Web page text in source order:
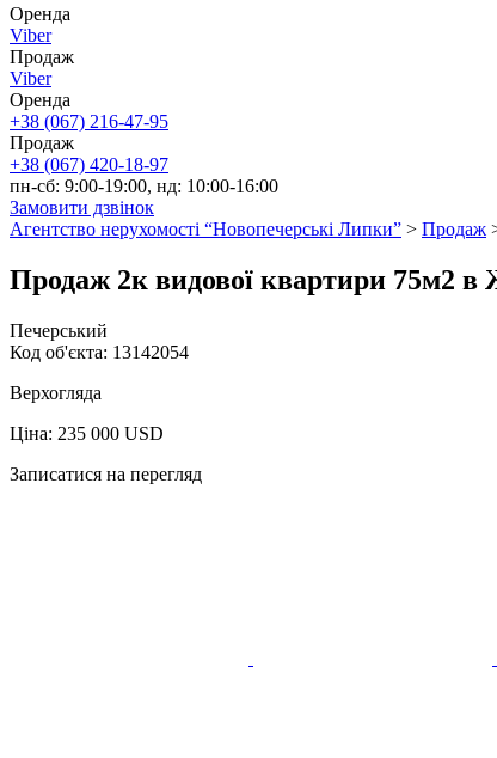
Оренда
Viber
Продаж
Viber
Оренда
+38 (067) 216-47-95
Продаж
+38 (067) 420-18-97
пн-сб: 9:00-19:00, нд: 10:00-16:00
Замовити дзвінок
Агентство нерухомості “Новопечерські Липки” > Продаж
Продаж 2к видової квартири 75м2
Печерський
Код об'єкта: 13142054
Верхогляда
Ціна: 235 000 USD
Записатися на перегляд